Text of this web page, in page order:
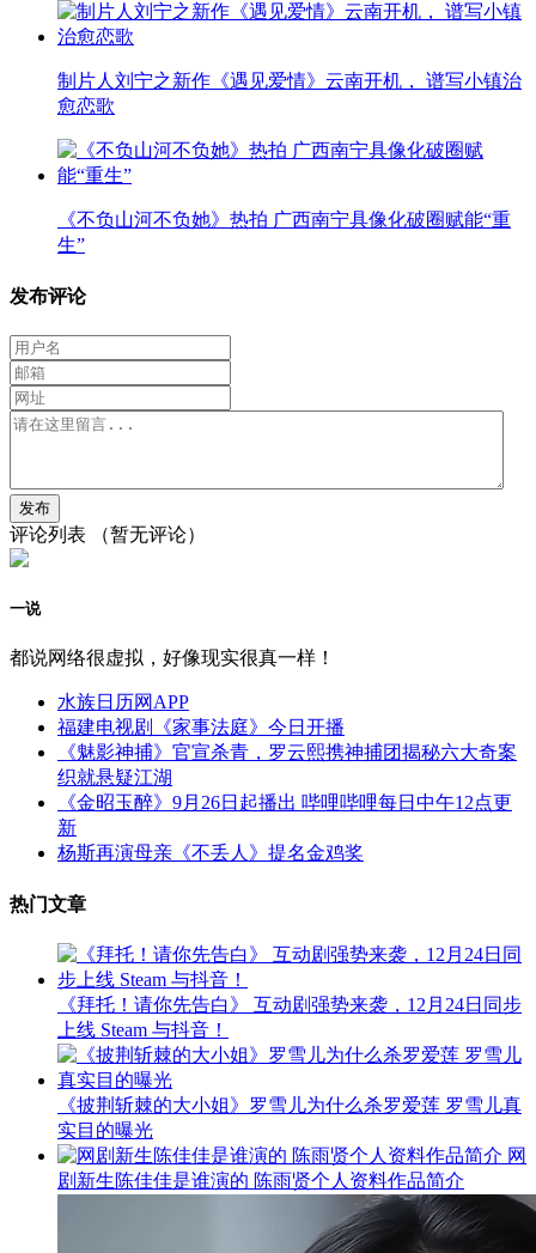
制片人刘宁之新作《遇见爱情》云南开机， 谱写小镇治
愈恋歌
《不负山河不负她》热拍 广西南宁具像化破圈赋能“重
生”
发布评论
评论列表 （暂无评论）
一说
都说网络很虚拟，好像现实很真一样！
水族日历网APP
福建电视剧《家事法庭》今日开播
《魅影神捕》官宣杀青，罗云熙携神捕团揭秘六大奇案
织就悬疑江湖
《金昭玉醉》9月26日起播出 哔哩哔哩每日中午12点更
新
杨斯再演母亲《不丢人》提名金鸡奖
热门文章
《拜托！请你先告白》 互动剧强势来袭，12月24日同步
上线 Steam 与抖音！
《披荆斩棘的大小姐》罗雪儿为什么杀罗爱莲 罗雪儿真
实目的曝光
网
剧新生陈佳佳是谁演的 陈雨贤个人资料作品简介